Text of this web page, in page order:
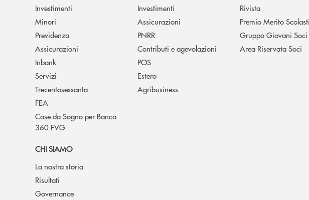
Investimenti
Minori
Previdenza
Assicurazioni
Inbank
Servizi
Trecentosessanta
FEA
Case da Sogno per Banca
360 FVG
Investimenti
Assicurazioni
PNRR
Contributi e agevolazioni
POS
Estero
Agribusiness
Rivista
Premio Merito
Gruppo Giovani
Area Riservata Soci
CHI SIAMO
La nostra storia
Risultati
Governance